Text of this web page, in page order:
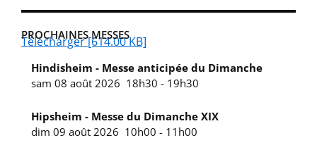
PROCHAINES MESSES
Hindisheim - Messe anticipée du Dimanche
sam 08 août 2026 18h30 - 19h30
Hipsheim - Messe du Dimanche XIX
dim 09 août 2026 10h00 - 11h00
Télécharger [614.00 KB]